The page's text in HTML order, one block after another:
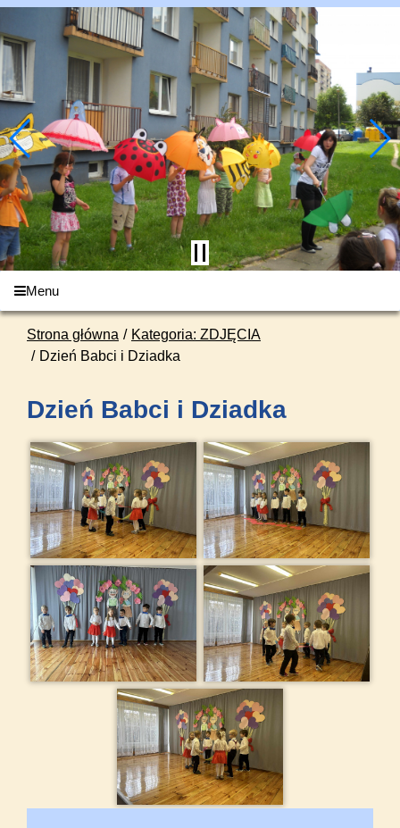
Menu
Strona główna
Kategoria: ZDJĘCIA
Dzień Babci i Dziadka
Dzień Babci i Dziadka